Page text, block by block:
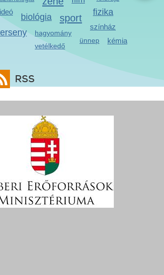
fizika
biológia sport
színház
hagyomány
ünnep
vetélkedő
kémia
RSS